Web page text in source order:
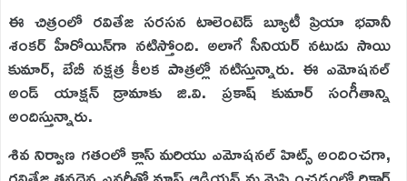
ఈ చిత్రంలో రవితేజ సరసన టాలెంటెడ్ బ్యూటీ ప్రియా భవానీ
శంకర్ హీరోయిన్‌గా నటిస్తోంది. అలాగే సీనియర్ నటుడు సాయి
కుమార్, బేబీ నక్షత్ర కీలక పాత్రల్లో నటిస్తున్నారు. ఈ ఎమోషనల్
అండ్ యాక్షన్ డ్రామాకు జి.వి. ప్రకాష్ కుమార్ సంగీతాన్ని
అందిస్తున్నారు.
శివ నిర్వాణ గతంలో క్లాస్ మరియు ఎమోషనల్ హిట్స్ అందించగా,